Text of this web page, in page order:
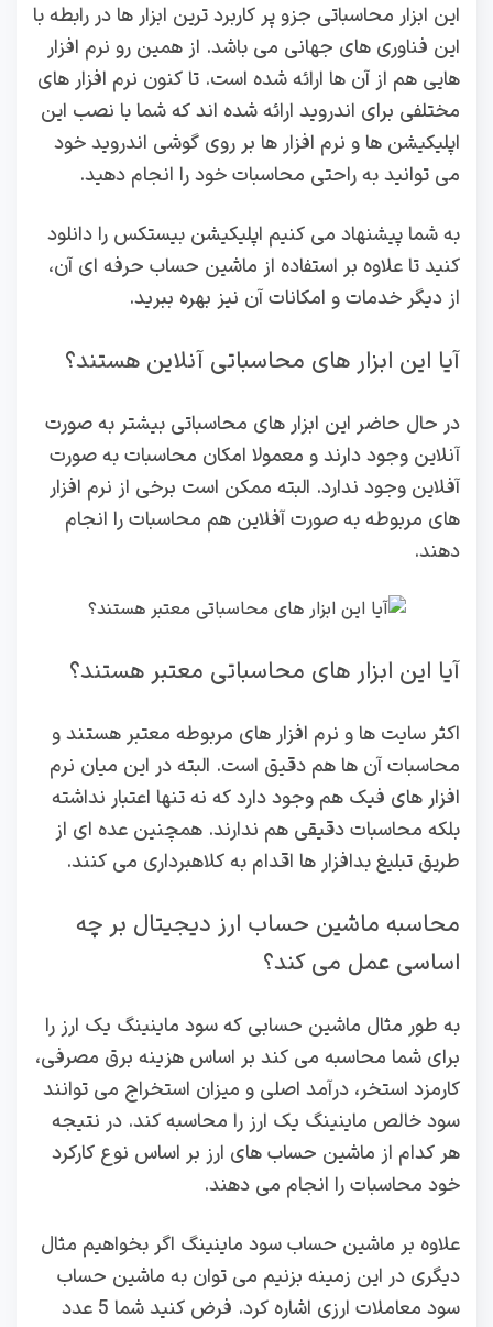
این ابزار محاسباتی جزو پر کاربرد ترین ابزار ها در رابطه با
این فناوری های جهانی می باشد. از همین رو نرم افزار
هایی هم از آن ها ارائه شده است. تا کنون نرم افزار های
مختلفی برای اندروید ارائه شده اند که شما با نصب این
اپلیکیشن ها و نرم افزار ها بر روی گوشی اندروید خود
می توانید به راحتی محاسبات خود را انجام دهید.
به شما پیشنهاد می کنیم اپلیکیشن بیستکس را دانلود
کنید تا علاوه بر استفاده از ماشین حساب حرفه ای آن،
از دیگر خدمات و امکانات آن نیز بهره ببرید.
آیا این ابزار های محاسباتی آنلاین هستند؟
در حال حاضر این ابزار های محاسباتی بیشتر به صورت
آنلاین وجود دارند و معمولا امکان محاسبات به صورت
آفلاین وجود ندارد. البته ممکن است برخی از نرم افزار
های مربوطه به صورت آفلاین هم محاسبات را انجام
دهند.
آیا این ابزار های محاسباتی معتبر هستند؟
اکثر سایت ها و نرم افزار های مربوطه معتبر هستند و
محاسبات آن ها هم دقیق است. البته در این میان نرم
افزار های فیک هم وجود دارد که نه تنها اعتبار نداشته
بلکه محاسبات دقیقی هم ندارند. همچنین عده ای از
طریق تبلیغ بدافزار ها اقدام به کلاهبرداری می کنند.
محاسبه ماشین حساب ارز دیجیتال بر چه
اساسی عمل می کند؟
به طور مثال ماشین حسابی که سود ماینینگ یک ارز را
برای شما محاسبه می کند بر اساس هزینه برق مصرفی،
کارمزد استخر، درآمد اصلی و میزان استخراج می توانند
سود خالص ماینینگ یک ارز را محاسبه کند. در نتیجه
هر کدام از ماشین حساب های ارز بر اساس نوع کارکرد
خود محاسبات را انجام می دهند.
علاوه بر ماشین حساب سود ماینینگ اگر بخواهیم مثال
دیگری در این زمینه بزنیم می توان به ماشین حساب
سود معاملات ارزی اشاره کرد. فرض کنید شما 5 عدد